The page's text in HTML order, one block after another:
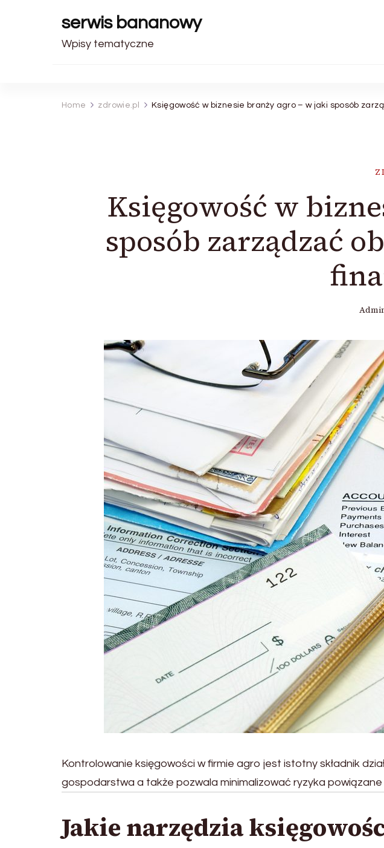
serwis bananowy
Wpisy tematyczne
Home zdrowie.pl Księgowość w biznesie branży agro – w jaki sposób
Księgowość w
sposób zarządzać
Kontrolowanie księgowości w firmie agro jest istotny składnik
gospodarstwa a także pozwala minimalizować ryzyka
Jakie narzędzia